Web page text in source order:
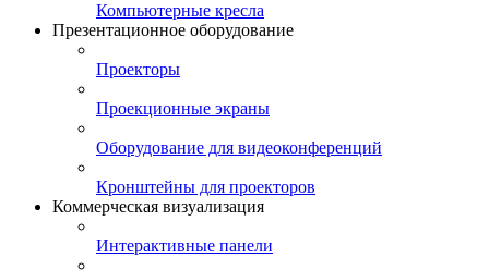
Компьютерные кресла
Презентационное оборудование
Проекторы
Проекционные экраны
Оборудование для видеоконференций
Кронштейны для проекторов
Коммерческая визуализация
Интерактивные панели